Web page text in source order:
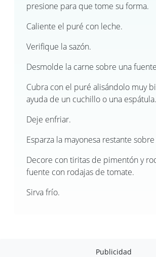
presione para que tome su forma.
Caliente el puré con leche.
Verifique la sazón.
Desmolde la carne sobre una
Cubra con el puré alisándolo muy
ayuda de un cuchillo o una espátula.
Deje enfriar.
Esparza la mayonesa restante
Decore con tiritas de pimentón y
fuente con rodajas de tomate.
Sirva frío.
Publicidad